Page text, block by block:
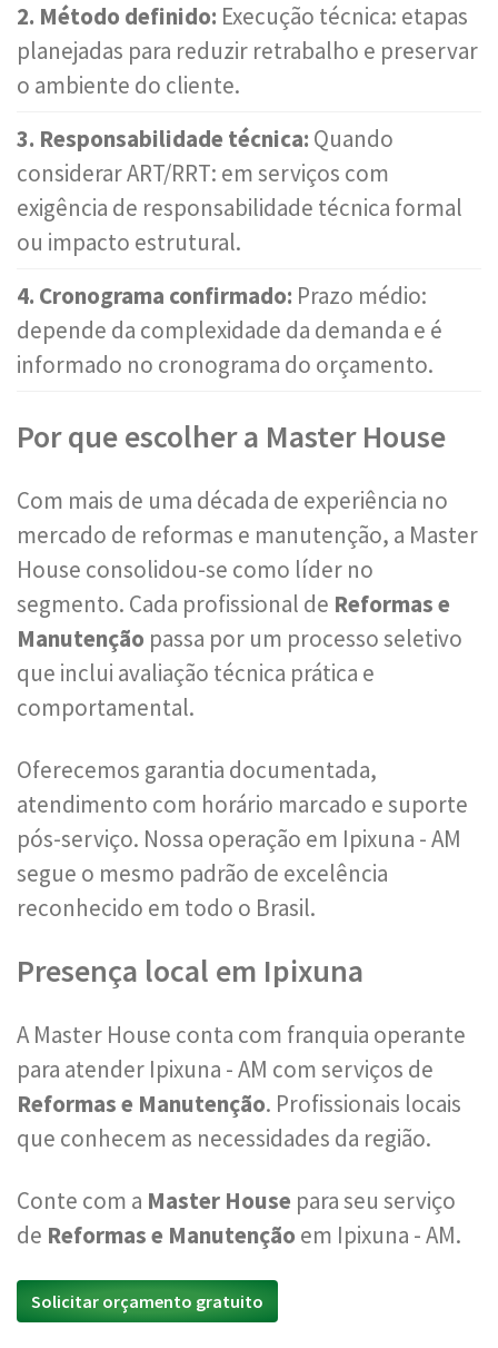
2. Método definido: Execução técnica: etapas
planejadas para reduzir retrabalho e preservar
o ambiente do cliente.
3. Responsabilidade técnica: Quando
considerar ART/RRT: em serviços com
exigência de responsabilidade técnica formal
ou impacto estrutural.
4. Cronograma confirmado: Prazo médio:
depende da complexidade da demanda e é
informado no cronograma do orçamento.
Por que escolher a Master House
Com mais de uma década de experiência no
mercado de reformas e manutenção, a Master
House consolidou-se como líder no
segmento. Cada profissional de Reformas e
Manutenção passa por um processo seletivo
que inclui avaliação técnica prática e
comportamental.
Oferecemos garantia documentada,
atendimento com horário marcado e suporte
pós-serviço. Nossa operação em Ipixuna - AM
segue o mesmo padrão de excelência
reconhecido em todo o Brasil.
Presença local em Ipixuna
A Master House conta com franquia operante
para atender Ipixuna - AM com serviços de
Reformas e Manutenção. Profissionais locais
que conhecem as necessidades da região.
Conte com a Master House para seu serviço
de Reformas e Manutenção em Ipixuna - AM.
Solicitar orçamento gratuito